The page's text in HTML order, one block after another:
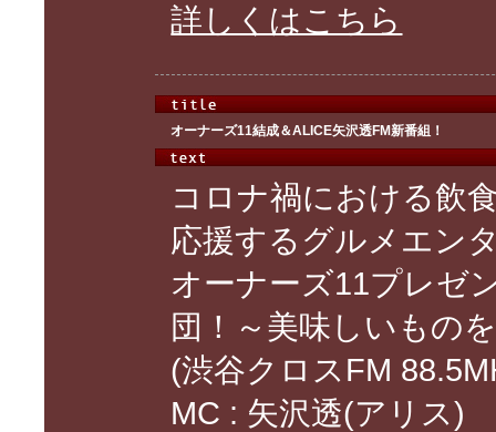
詳しくはこちら
オーナーズ11結成＆ALICE矢沢透FM新番組！
コロナ禍における飲
応援するグルメエン
オーナーズ11プレゼ
団！～美味しいもの
(渋谷クロスFM
MC : 矢沢透(アリス)